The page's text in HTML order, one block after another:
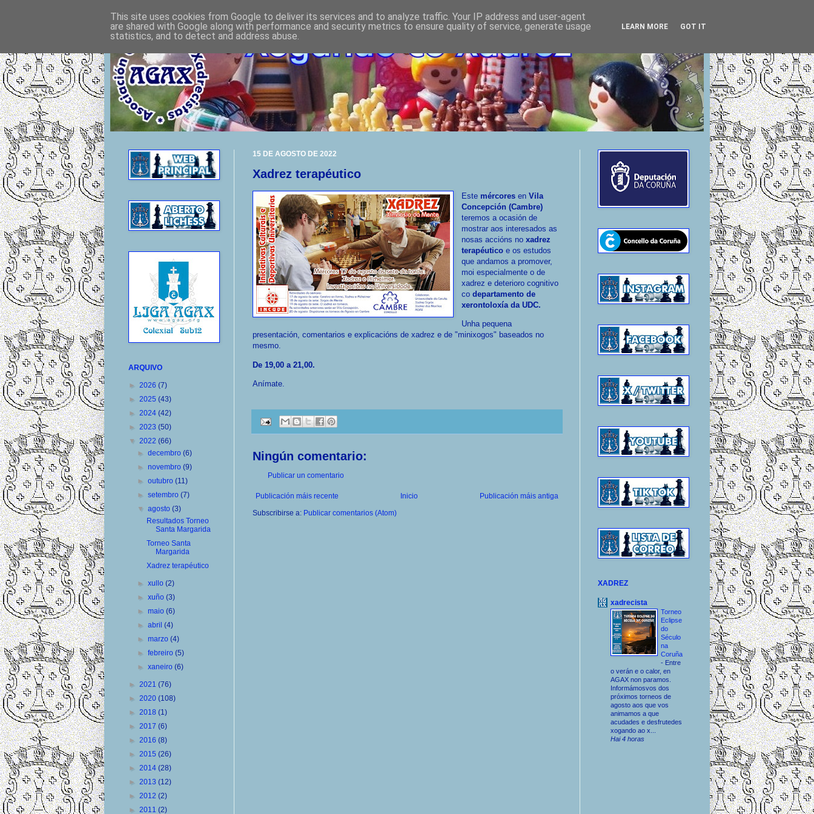
15 DE AGOSTO DE 2022
Xadrez terapéutico
Este mércores enVila
Concepción (Cambre)
teremos a ocasión de
mostrar aos interesados as
nosas accións noxadrez
terapéutico e os estudos
que andamos a promover,
moi especialmente o de
xadrez e deterioro cognitivo
codepartamento de
xerontoloxía da UDC.
Unha pequena
presentación, comentarios e explicacións de xadrez e de "minixogos" baseados no
mesmo.
De 19,00 a 21,00.
Anímate.
Ningún comentario:
Publicar un comentario
Publicación máis recente Publicación máis antiga
Inicio
Subscribirse a: Publicar comentarios (Atom)
ARQUIVO
► 2026 (7)
► 2025 (43)
► 2024 (42)
► 2023 (50)
▼ 2022 (66)
►decembro(6)
►novembro(9)
►outubro(11)
►setembro(7)
▼agosto(3)
Resultados Torneo
Santa Margarida
Torneo Santa
Margarida
Xadrez terapéutico
►xullo(2)
►xuño(3)
►maio(6)
►abril(4)
►marzo(4)
►febreiro(5)
►xaneiro(6)
► 2021 (76)
► 2020 (108)
► 2018 (1)
► 2017 (6)
► 2016 (8)
► 2015 (26)
► 2014 (28)
► 2013 (12)
► 2012 (2)
► 2011 (2)
XADREZ
xadrecista
Torneo
Eclipse
do
Século
na
Coruña
- Entre
o verán e o calor, en
AGAX non paramos.
Informámosvos dos
próximos torneos de
agosto aos que vos
animamos a que
acudades e desfrutedes
xogando ao x...
Hai 4 horas
This site uses cookies from Google to deliver its services and to analyze traffic. Your IP address and user-agent
are shared with Google along with performance and security metrics to ensure quality of service, generate usage
statistics, and to detect and address abuse.
LEARN MORE GOT IT